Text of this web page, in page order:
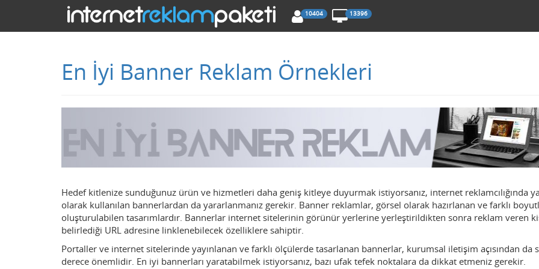
10404 13396
En İyi Banner Reklam Örnekleri
Hedef kitlenize sunduğunuz ürün ve hizmetleri daha geniş kitleye duyurmak istiyorsanız, internet reklamcılığında
olarak kullanılan bannerlardan da yararlanmanız gerekir. Banner reklamlar, görsel olarak hazırlanan ve farklı
oluşturulabilen tasarımlardır. Bannerlar internet sitelerinin görünür yerlerine yerleştirildikten sonra reklam veren
belirlediği URL adresine linklenebilecek özelliklere sahiptir.
Portaller ve internet sitelerinde yayınlanan ve farklı ölçülerde tasarlanan bannerlar, kurumsal iletişim açısından da
derece önemlidir. En iyi bannerları yaratabilmek istiyorsanız, bazı ufak tefek noktalara da dikkat etmeniz gerekir.